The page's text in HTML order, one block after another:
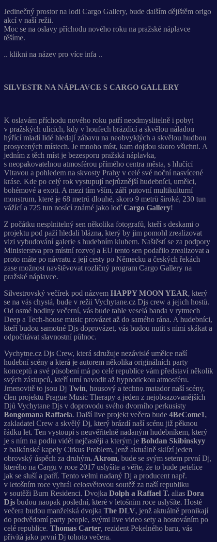
Jedinečný prostor na lodi Cargo Gallery, bude dalším dějištěm origo
akcí v naší režii.
Moc se na oslavy příchodu nového roku na pražské náplavce
těšíme.
.. klikni na název pro více infa ..
SILVESTR NA NÁPLAVCE S CARGO GALLERY
K oslavám příchodu nového roku patří neodmyslitelně i pobyt
v pražských ulicích, kdy v houfech brázdící a skvělou náladou
hýřící mladí lidé hledají zábavu na neobvyklých a skvělou hudbou
prosycených místech. Je mnoho míst, kam dojdou skoro všichni. A
jedním z těch míst je bezesporu pražská náplavka,
s neopakovatelnou atmosférou přímého centra města, s hlučící
Vltavou a pohledem na skvosty Prahy v celé své noční nasvícené
kráse. Kde po celý rok vystupují nejrůznější hudebníci, umělci,
bohémové a exoti. A mezi tím vším, září putovní multikulturní
monstrum, které je 68 metrů dlouhé, skoro 9 metrů široké, 230 tun
vážící a 725 tun nosící známé jako loď Cargo Gallery!
Z počátku nesplnitelný sen několika fotografů, kteří s deskami o
projektu pod paží hledali blázna, který by jim pomohl zrealizovat
vizi vybudování galerie s hudebním klubem. Naštěstí se za podpory
Ministerstva pro místní rozvoj a EU tento sen podařilo zrealizovat a
proto máte po návratu z její cesty po Německu a českých řekách
zase možnost navštěvovat rozličný program Cargo Gallery na
pražské náplavce.
Silvestrovský večírek pod názvem HAPPY MOON YEAR, který
se na vás chystá, bude v režii Vychytane.cz Djs crew a jejich hostů.
Od osmé hodiny večerní, vás bude tahle veselá banda v rytmech
Deep a Tech-house music provázet až do samého rána. A hudebníci,
kteří budou samotné Djs doprovázet, vás budou nutit s nimi skákat a
odpočítávat slavnostní půlnoc.
Vychytne.cz Djs Crew, která sdružuje nezávislé umělce naší
hudební scény a která je autorem několika originálních party
konceptů a své působení má po celé republice vám představí několik
svých zástupců, kteří umí navodit až hypnotickou atmosféru.
Jmenovitě to jsou Dj Twin, housový a techno matador naší scény,
člen projektu Prague Music Therapy a jeden z nejobsazovanějších
Djů Vychytane Djs v doprovodu svého dvorního perkusisty
Bongomana Raffaela. Další live projekt večera bude 4BeCome1,
zakladatel Crew a skvělý Dj, který brázdí naší scénu již pěknou
řádku let. Ten vystoupí s neuvěřitelně nadaným hudebníkem, který
je s ním na podiu vidět nejčastěji a kterým je Bohdan Skibinskyy
z balkánské kapely Cirkus Problem, jenž aktuálně sklízí jeden
obrovský úspěch za druhým. Akrom, bude se svým setem první Dj,
kterého na Cargu v roce 2017 uslyšíte a věřte, že to bude petelice
jak se sluší a patří. Tento velmi nadaný Dj a producent např.
v letošním roce vyhrál celosvětovou soutěž za naší republiku
v soutěži Burn Residenci. Dvojka Dolph a Raffael T. alias Dora
Djs budou naopak poslední, které v letošním roce uslyšíte. Hosté
večera budou manželská dvojka The DLV, jenž aktuálně pronikají
do podvědomí party people, svými live video sety a hostováním po
celé republice. Thomas Carter, rezident Pekelného baru, vás
přivítá jako první Dj tohoto večera.